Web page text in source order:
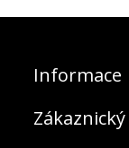
Informace